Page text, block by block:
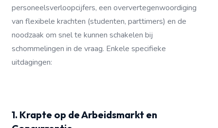
personeelsverloopcijfers, een oververtegenwoordiging
van flexibele krachten (studenten, parttimers) en de
noodzaak om snel te kunnen schakelen bij
schommelingen in de vraag. Enkele specifieke
uitdagingen:
1. Krapte op de Arbeidsmarkt en